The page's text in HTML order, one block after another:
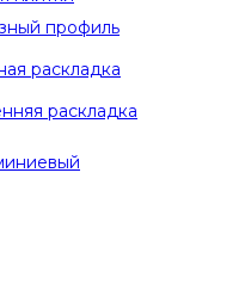
профиль
раскладка
раскладка